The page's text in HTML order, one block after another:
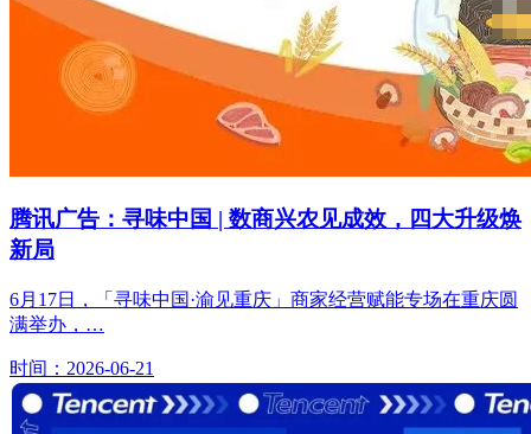
腾讯广告：寻味中国 | 数商兴农见成效，四大升级焕
新局
6月17日，「寻味中国·渝见重庆」商家经营赋能专场在重庆圆
满举办，…
时间：2026-06-21